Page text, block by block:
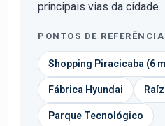
principais vias da cidade.
PONTOS DE REFERÊNCIA
Shopping Piracicaba (6
Fábrica Hyundai
Parque Tecnológico